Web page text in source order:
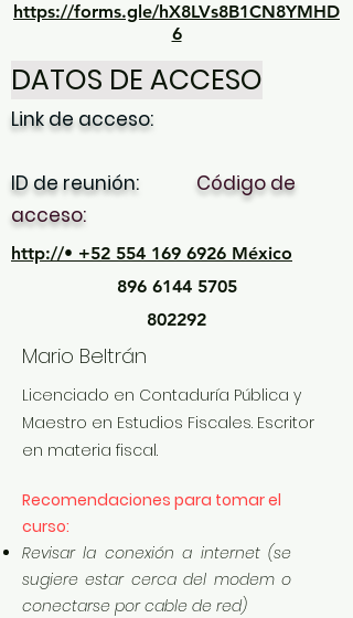
https://forms.gle/hX8LVs8B1CN8YMHD
6
DATOS DE ACCESO
Link de acceso:
ID de reunión: Código de
acceso:
http://• +52 554 169 6926 México
896 6144 5705
802292
Mario Beltrán
Licenciado en Contaduría Pública y
Maestro en Estudios Fiscales. Escritor
en materia fiscal.
Recomendaciones para tomar el
curso:
Revisar la conexión a internet (se
sugiere estar cerca del modem o
conectarse por cable de red)